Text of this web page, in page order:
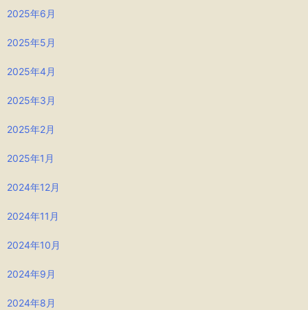
2025年6月
2025年5月
2025年4月
2025年3月
2025年2月
2025年1月
2024年12月
2024年11月
2024年10月
2024年9月
2024年8月